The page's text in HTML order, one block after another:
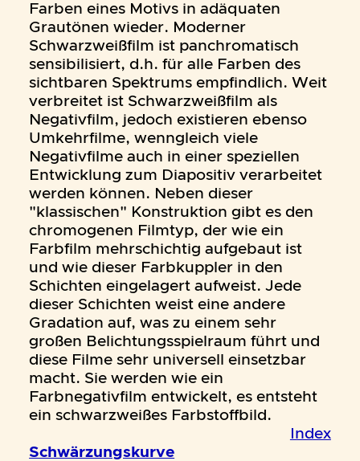
Farben eines Motivs in adäquaten
Grautönen wieder. Moderner
Schwarzweißfilm ist panchromatisch
sensibilisiert, d.h. für alle Farben des
sichtbaren Spektrums empfindlich. Weit
verbreitet ist Schwarzweißfilm als
Negativfilm, jedoch existieren ebenso
Umkehrfilme, wenngleich viele
Negativfilme auch in einer speziellen
Entwicklung zum Diapositiv verarbeitet
werden können. Neben dieser
"klassischen" Konstruktion gibt es den
chromogenen Filmtyp, der wie ein
Farbfilm mehrschichtig aufgebaut ist
und wie dieser Farbkuppler in den
Schichten eingelagert aufweist. Jede
dieser Schichten weist eine andere
Gradation auf, was zu einem sehr
großen Belichtungsspielraum führt und
diese Filme sehr universell einsetzbar
macht. Sie werden wie ein
Farbnegativfilm entwickelt, es entsteht
ein schwarzweißes Farbstoffbild.
Index
Schwärzungskurve